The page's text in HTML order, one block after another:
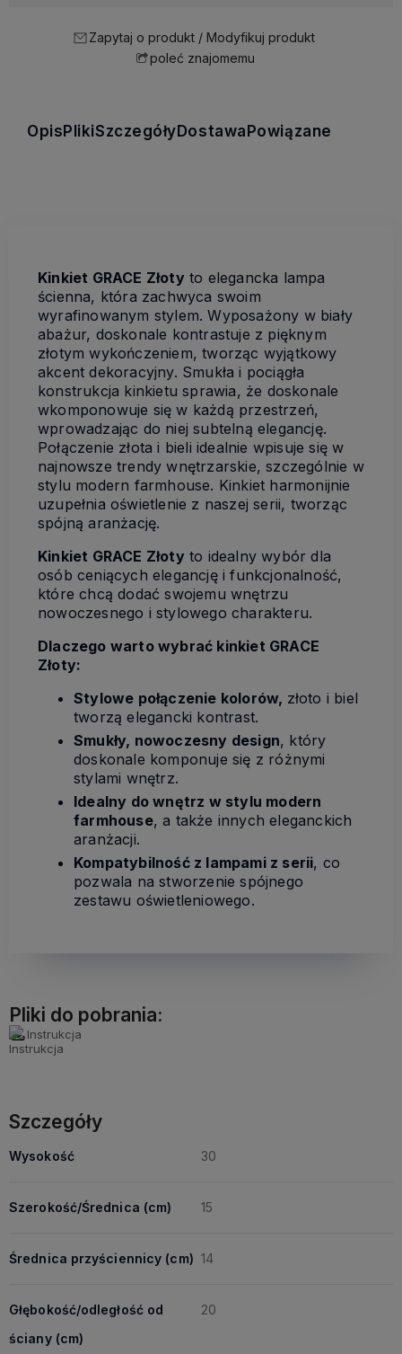
Zapytaj o produkt / Modyfikuj produkt
poleć znajomemu
Opis PlikiSzczegóły Dostawa Powiązane
Kinkiet GRACE Złotyto elegancka lampa
ścienna, która zachwyca swoim
wyrafinowanym stylem. Wyposażony w biały
abażur, doskonale kontrastuje z pięknym
złotym wykończeniem, tworząc wyjątkowy
akcent dekoracyjny. Smukła i pociągła
konstrukcja kinkietu sprawia, że doskonale
wkomponowuje się w każdą przestrzeń,
wprowadzając do niej subtelną elegancję.
Połączenie złota i bieli idealnie wpisuje się w
najnowsze trendy wnętrzarskie, szczególnie w
stylu modern farmhouse. Kinkiet harmonijnie
uzupełnia oświetlenie z naszej serii, tworząc
spójną aranżację.
Kinkiet GRACE Złotyto idealny wybór dla
osób ceniących elegancję i funkcjonalność,
które chcą dodać swojemu wnętrzu
nowoczesnego i stylowego charakteru.
Dlaczego warto wybrać kinkiet GRACE
Złoty:
Stylowe połączenie kolorów, złoto i biel
tworzą elegancki kontrast.
Smukły, nowoczesny design, który
doskonale komponuje się z różnymi
stylami wnętrz.
Idealny do wnętrz w stylu modern
farmhouse, a także innych eleganckich
aranżacji.
Kompatybilność z lampami z serii, co
pozwala na stworzenie spójnego
zestawu oświetleniowego.
Pliki do pobrania:
Instrukcja
Szczegóły
Wysokość 30
Szerokość/Średnica (cm) 15
Średnica przyściennicy (cm) 14
Głębokość/odległość od
ściany (cm)
20